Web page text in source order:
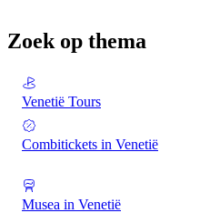
Zoek op thema
Venetië Tours
Combitickets in Venetië
Musea in Venetië